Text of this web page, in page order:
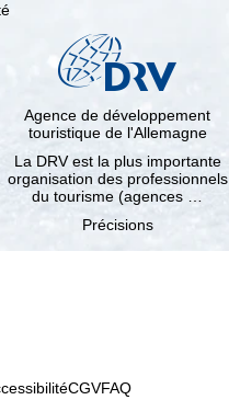
Agence de développement
touristique de l'Allemagne
La DRV est la plus importante
organisation des professionnels
du tourisme (agences …
Précisions
CGVFAQ